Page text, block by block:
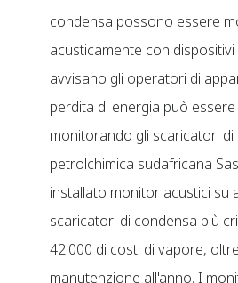
condensa possono essere
acusticamente con
avvisano gli operatori di
perdita di energia può
monitorando gli scaricatori di
petrolchimica sudafricana
installato monitor acustici su
scaricatori di condensa più
42.000 di costi di vapore,
manutenzione all'anno. I